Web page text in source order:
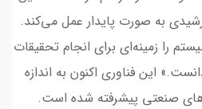
به صورت پایدار عمل می‌کند.
را زمینه‌ای برای انجام تحقیقات
این فناوری اکنون به اندازه
صنعتی پیشرفته شده است.